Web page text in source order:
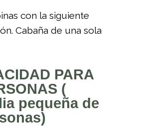
con la siguiente
Cabaña de una sola
PARA
(
pequeña de